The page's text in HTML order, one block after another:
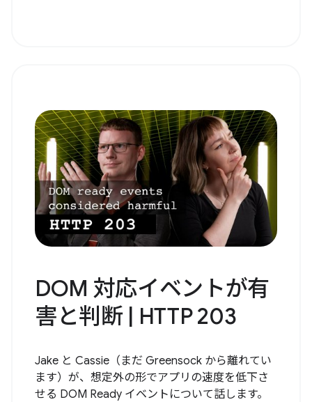
DOM 対応イベントが有
害と判断 | HTTP 203
Jake と Cassie（まだ Greensock から離れてい
ます）が、想定外の形でアプリの速度を低下さ
せる DOM Ready イベントについて話します。